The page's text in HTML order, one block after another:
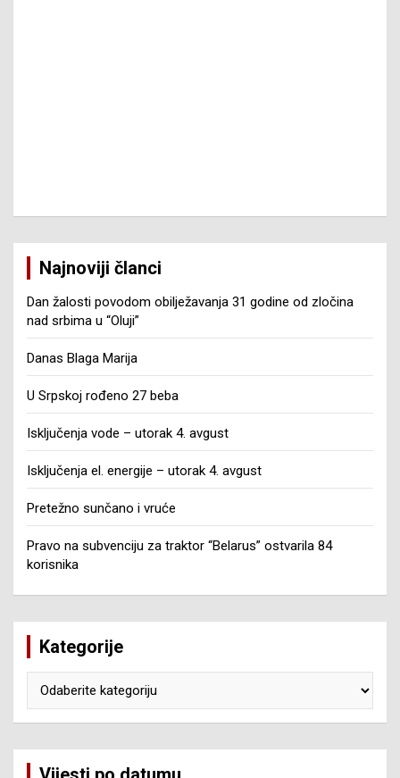
Najnoviji članci
Dan žalosti povodom obilježavanja 31 godine od zločina
nad srbima u “Oluji”
Danas Blaga Marija
U Srpskoj rođeno 27 beba
Isključenja vode – utorak 4. avgust
Isključenja el. energije – utorak 4. avgust
Pretežno sunčano i vruće
Pravo na subvenciju za traktor “Belarus” ostvarila 84
korisnika
Kategorije